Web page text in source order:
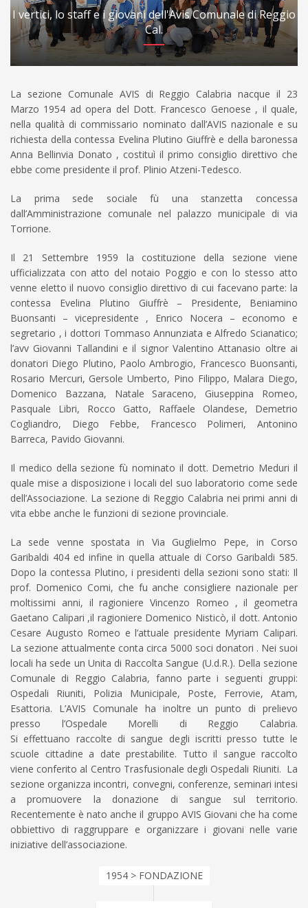
I vertici, lo staff e i giovani dell'Avis Comunale di Reggio
Cal.
La sezione Comunale AVIS di Reggio Calabria nacque il 23
Marzo 1954 ad opera del Dott. Francesco Genoese , il quale,
nella qualità di commissario nominato dall’AVIS nazionale e su
richiesta della contessa Evelina Plutino Giuffrè e della baronessa
Anna Bellinvia Donato , costituì il primo consiglio direttivo che
ebbe come presidente il prof. Plinio Atzeni-Tedesco.
La prima sede sociale fù una stanzetta concessa
dall’Amministrazione comunale nel palazzo municipale di via
Torrione.
Il 21 Settembre 1959 la costituzione della sezione viene
ufficializzata con atto del notaio Poggio e con lo stesso atto
venne eletto il nuovo consiglio direttivo di cui facevano parte: la
contessa Evelina Plutino Giuffrè – Presidente, Beniamino
Buonsanti – vicepresidente , Enrico Nocera – economo e
segretario , i dottori Tommaso Annunziata e Alfredo Scianatico;
l’avv Giovanni Tallandini e il signor Valentino Attanasio oltre ai
donatori Diego Plutino, Paolo Ambrogio, Francesco Buonsanti,
Rosario Mercuri, Gersole Umberto, Pino Filippo, Malara Diego,
Domenico Bazzana, Natale Saraceno, Giuseppina Romeo,
Pasquale Libri, Rocco Gatto, Raffaele Olandese, Demetrio
Cogliandro, Diego Febbe, Francesco Polimeri, Antonino
Barreca, Pavido Giovanni.
Il medico della sezione fù nominato il dott. Demetrio Meduri il
quale mise a disposizione i locali del suo laboratorio come sede
dell’Associazione. La sezione di Reggio Calabria nei primi anni di
vita ebbe anche le funzioni di sezione provinciale.
La sede venne spostata in Via Guglielmo Pepe, in Corso
Garibaldi 404 ed infine in quella attuale di Corso Garibaldi 585.
Dopo la contessa Plutino, i presidenti della sezioni sono stati: Il
prof. Domenico Comi, che fu anche consigliere nazionale per
moltissimi anni, il ragioniere Vincenzo Romeo , il geometra
Gaetano Calipari ,il ragioniere Domenico Nisticò, il dott. Antonio
Cesare Augusto Romeo e l’attuale presidente Myriam Calipari.
La sezione attualmente conta circa 5000 soci donatori . Nei suoi
locali ha sede un Unita di Raccolta Sangue (U.d.R.). Della sezione
Comunale di Reggio Calabria, fanno parte i seguenti gruppi:
Ospedali Riuniti, Polizia Municipale, Poste, Ferrovie, Atam,
Esattoria. L’AVIS Comunale ha inoltre un punto di prelievo
presso l’Ospedale Morelli di Reggio Calabria.
Si effettuano raccolte di sangue degli iscritti presso tutte le
scuole cittadine a date prestabilite. Tutto il sangue raccolto
viene conferito al Centro Trasfusionale degli Ospedali Riuniti. La
sezione organizza incontri, convegni, conferenze, seminari intesi
a promuovere la donazione di sangue sul territorio.
Recentemente è nato anche il gruppo AVIS Giovani che ha come
obbiettivo di raggruppare e organizzare i giovani nelle varie
iniziative dell’associazione.
1954 > FONDAZIONE